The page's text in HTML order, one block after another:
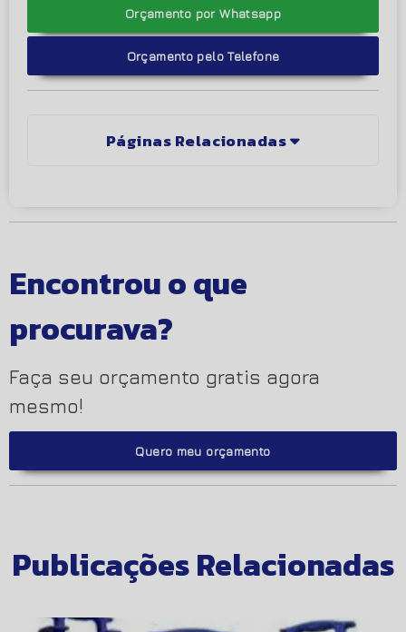
Orçamento por Whatsapp
Orçamento pelo Telefone
Páginas Relacionadas
Encontrou o que
procurava?
Faça seu orçamento gratis agora
mesmo!
Quero meu orçamento
Publicações Relacionadas